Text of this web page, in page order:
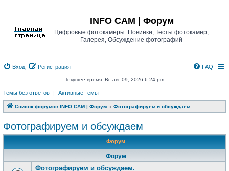
INFO CAM | Форум
Цифровые фотокамеры: Новинки, Тесты фотокамер,
Галерея, Обсуждение фотографий
Вход Регистрация FAQ
Текущее время: Вс авг 09, 2026 6:24 pm
Темы без ответов | Активные темы
Список форумов INFO CAM | Форум Фотографируем и обсуждаем
Фотографируем и обсуждаем
Форум
Форум
Фотографируем и обсуждаем.